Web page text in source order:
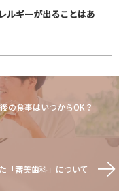
ルギーが出ることはあ
の食事はいつからOK？
「審美歯科」について